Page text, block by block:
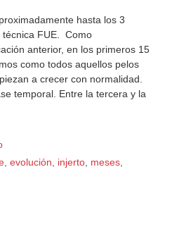
hasta los 3
técnica FUE. Como
anterior, en los primeros 15
como todos aquellos pelos
a crecer con normalidad.
temporal. Entre la tercera y la
,evolución, injerto, meses,